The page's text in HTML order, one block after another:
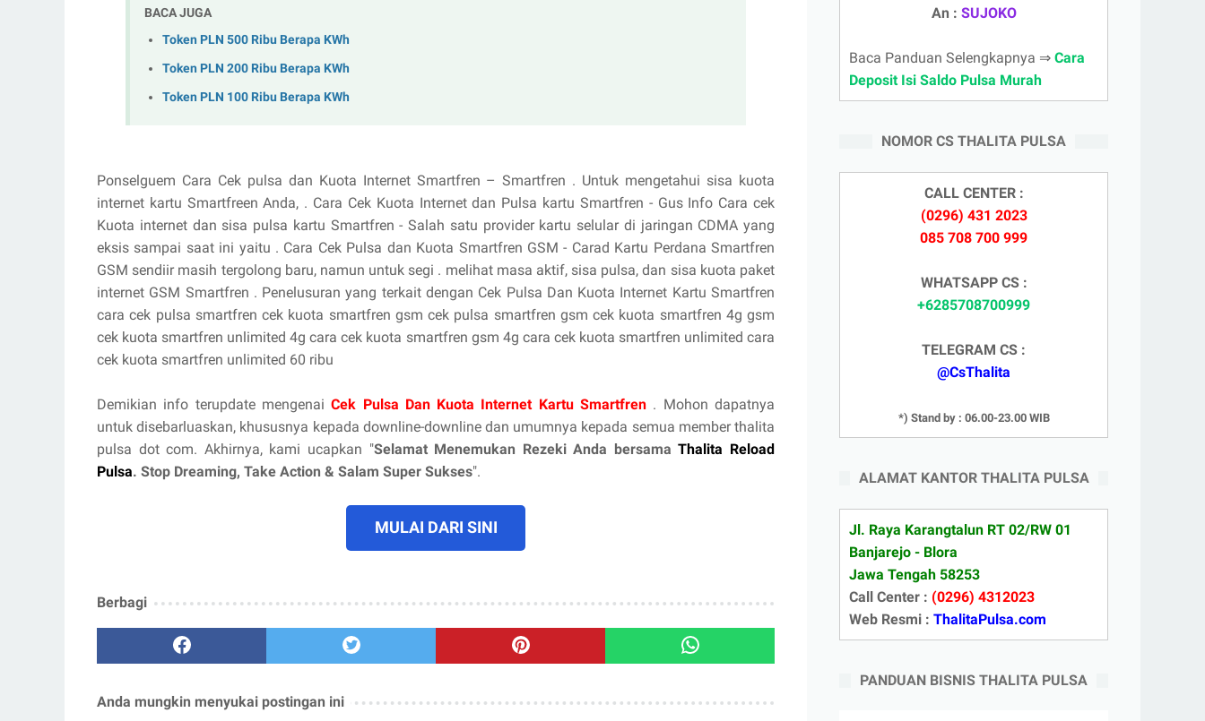
BACA JUGA
Token PLN 500 Ribu Berapa KWh
Token PLN 200 Ribu Berapa KWh
Token PLN 100 Ribu Berapa KWh
Ponselguem Cara Cek pulsa dan Kuota Internet Smartfren – Smartfren . Untuk mengetahui sisa kuota
internet kartu Smartfreen Anda, . Cara Cek Kuota Internet dan Pulsa kartu Smartfren - Gus Info Cara cek
Kuota internet dan sisa pulsa kartu Smartfren - Salah satu provider kartu selular di jaringan CDMA yang
eksis sampai saat ini yaitu . Cara Cek Pulsa dan Kuota Smartfren GSM - Carad Kartu Perdana Smartfren
GSM sendiir masih tergolong baru, namun untuk segi . melihat masa aktif, sisa pulsa, dan sisa kuota paket
internet GSM Smartfren . Penelusuran yang terkait dengan Cek Pulsa Dan Kuota Internet Kartu Smartfren
cara cek pulsa smartfren cek kuota smartfren gsm cek pulsa smartfren gsm cek kuota smartfren 4g gsm
cek kuota smartfren unlimited 4g cara cek kuota smartfren gsm 4g cara cek kuota smartfren unlimited cara
cek kuota smartfren unlimited 60 ribu
Demikian info terupdate mengenaiCek Pulsa Dan Kuota Internet Kartu Smartfren . Mohon dapatnya
untuk disebarluaskan, khususnya kepada downline-downline dan umumnya kepada semua member thalita
pulsa dot com. Akhirnya, kami ucapkan "Selamat Menemukan Rezeki Anda bersamaThalita Reload
Pulsa. Stop Dreaming, Take Action & Salam Super Sukses".
MULAI DARI SINI
Berbagi
Anda mungkin menyukai postingan ini
An : SUJOKO
Baca Panduan Selengkapnya ⇒ Cara
Deposit Isi Saldo Pulsa Murah
NOMOR CS THALITA PULSA
CALL CENTER :
(0296) 431 2023
085 708 700 999
WHATSAPP CS :
+6285708700999
TELEGRAM CS :
@CsThalita
*) Stand by : 06.00-23.00 WIB
ALAMAT KANTOR THALITA PULSA
Jl. Raya Karangtalun RT 02/RW 01
Banjarejo - Blora
Jawa Tengah 58253
Call Center : (0296) 4312023
Web Resmi : ThalitaPulsa.com
PANDUAN BISNIS THALITA PULSA